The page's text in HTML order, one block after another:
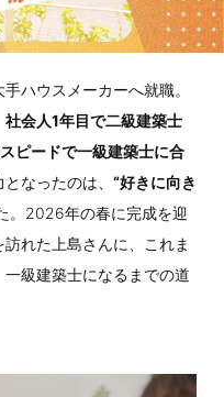
ハウスメーカーへ就職。
社会人1年目で二級建築士
ピードで一級建築士に合
なったのは、 “好きに向き
。2026年の春に完成を迎
れた上島さんに、これま
級建築士になるまでの道